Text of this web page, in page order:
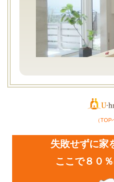
（TOP
失敗せずに家
ここで８０